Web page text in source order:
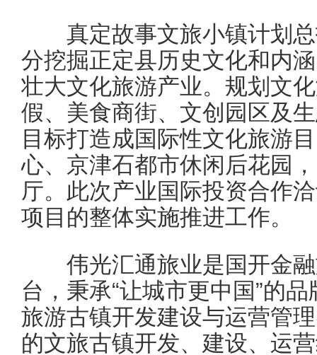
真定故事文旅小镇计划总
分挖掘正定县历史文化和内
壮大文化旅游产业。规划文
假、美食商街、文创园区及
目标打造成国际性文化旅游
心、京津石都市休闲后花园
厅。此次产业国际投资合作
项目的整体实施推进工作。
伟光汇通旅业是国开金融
台，秉承“让城市更中国”的
旅游古镇开发建设与运营管
的文旅古镇开发、建设、运